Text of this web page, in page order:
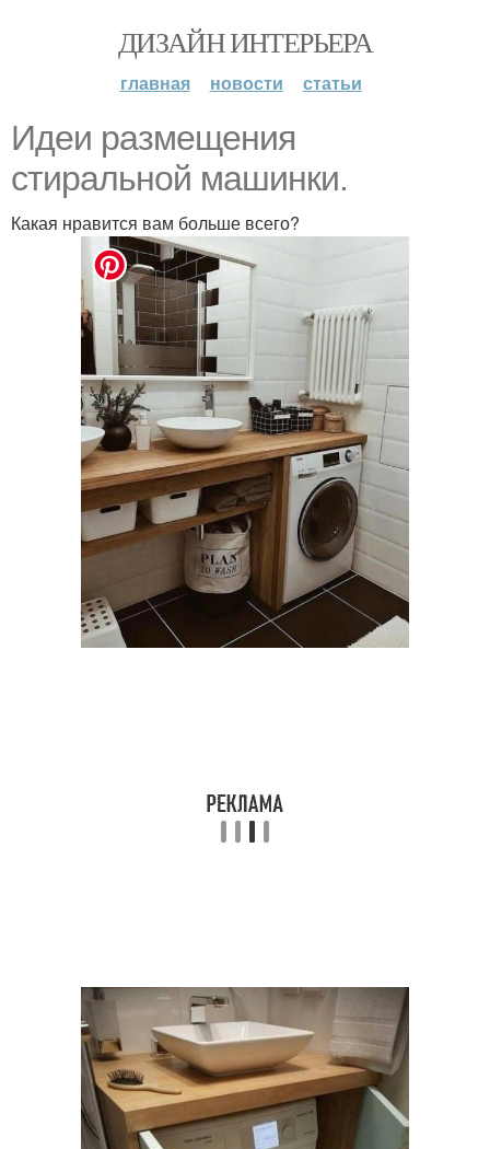
ДИЗАЙН ИНТЕРЬЕРА
главная новости статьи
Идеи размещения
стиральной машинки.
Какая нравится вам больше всего?